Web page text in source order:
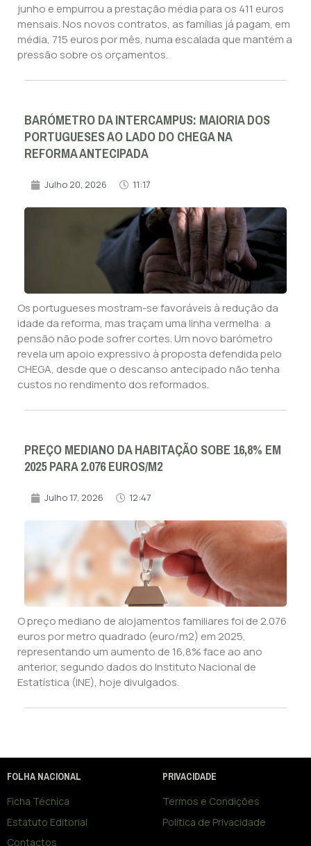
junho e empurrou a prestação média para os 411 euros
mensais. Nos novos contratos, as famílias já pagam, em
média, 715 euros por mês, numa escalada que mantém a
pressão sobre os orçamentos.
BARÓMETRO DA INTERCAMPUS: MAIORIA DOS
PORTUGUESES AO LADO DO CHEGA NA
REFORMA ANTECIPADA
Julho 20, 2026 11:17
Os portugueses mostram-se favoráveis à redução da
idade da reforma, mas traçam uma linha vermelha: a
pensão não pode sofrer cortes. Um novo barómetro
revela um apoio expressivo à proposta defendida pelo
CHEGA, desde que o descanso antecipado não tenha
custos no rendimento dos reformados.
PREÇO MEDIANO DA HABITAÇÃO SOBE 16,8% EM
2025 PARA 2.076 EUROS/M2
Julho 17, 2026 12:47
O preço mediano de alojamentos familiares foi de 2.076
euros por metro quadrado (euro/m2) em 2025,
representando um aumento de 16,8% face ao ano
anterior, segundo dados do Instituto Nacional de
Estatística (INE), hoje divulgados.
FOLHA NACIONAL
Ficha Técnica
Estatuto Editorial
Contactos
PRIVACIDADE
Termos e Condições
Política de Privacidade